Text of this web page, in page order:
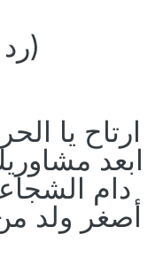
ارتاح يا
ابعد
دام
أصغر ولد